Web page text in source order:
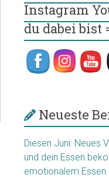
Instagram
du dabei bist
Neueste
Diesen Juni: Neues
und dein Essen
emotionalem Essen